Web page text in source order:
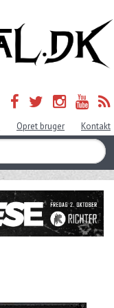
Opret bruger Kontakt